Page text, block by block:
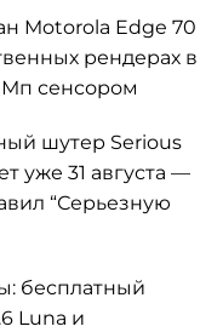
Motorola Edge 70
рендерах в
Мп сенсором
шутер Serious
уже 31 августа —
“Серьезную
бесплатный
Luna и